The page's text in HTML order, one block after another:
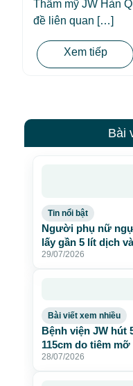
Thẩm mỹ JW Hàn
đề liên quan […]
Xem tiếp
Bài
Tin nổi bật
Người phụ nữ
lấy gần 5 lít dịch
nhân tạo
29/07/2026
Bài viết xem nhiều
Bệnh viện JW hút
115cm do tiêm
28/07/2026